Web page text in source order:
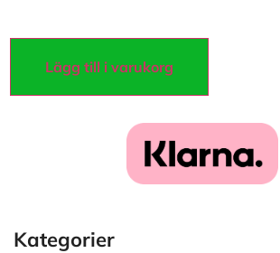
Lägg till i varukorg
Kategorier